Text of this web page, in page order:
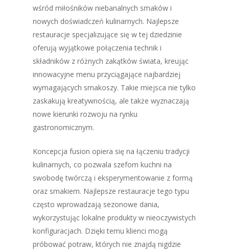
wśród miłośników niebanalnych smaków i
nowych doświadczeń kulinarnych. Najlepsze
restauracje specjalizujące się w tej dziedzinie
oferują wyjątkowe połączenia technik i
składników z różnych zakątków świata, kreując
innowacyjne menu przyciągające najbardziej
wymagających smakoszy. Takie miejsca nie tylko
zaskakują kreatywnością, ale także wyznaczają
nowe kierunki rozwoju na rynku
gastronomicznym.
Koncepcja fusion opiera się na łączeniu tradycji
kulinarnych, co pozwala szefom kuchni na
swobodę twórczą i eksperymentowanie z formą
oraz smakiem. Najlepsze restauracje tego typu
często wprowadzają sezonowe dania,
wykorzystując lokalne produkty w nieoczywistych
konfiguracjach. Dzięki temu klienci mogą
próbować potraw, których nie znajdą nigdzie